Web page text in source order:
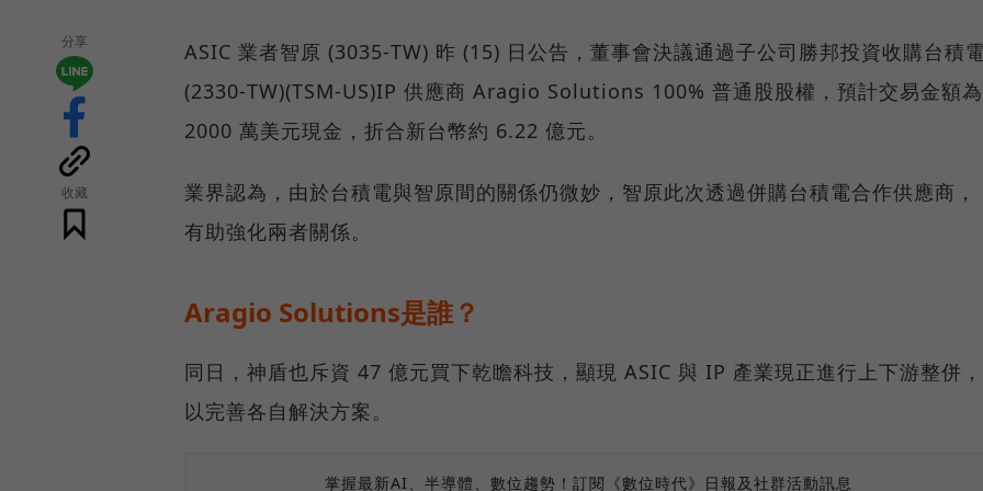
分享
收藏
ASIC 業者智原 (3035-TW) 昨 (15) 日公告，董事會決議通過子公司勝邦投資收購台積
(2330-TW)(TSM-US)IP 供應商 Aragio Solutions 100% 普通股股權，預計交易金額為
2000 萬美元現金，折合新台幣約 6.22 億元。
業界認為，由於台積電與智原間的關係仍微妙，智原此次透過併購台積電合作供應商，
有助強化兩者關係。
Aragio Solutions是誰？
同日，神盾也斥資 47 億元買下乾瞻科技，顯現 ASIC 與 IP 產業現正進行上下游整併，
以完善各自解決方案。
掌握最新AI、半導體、數位趨勢！訂閱《數位時代》日報及社群活動訊息